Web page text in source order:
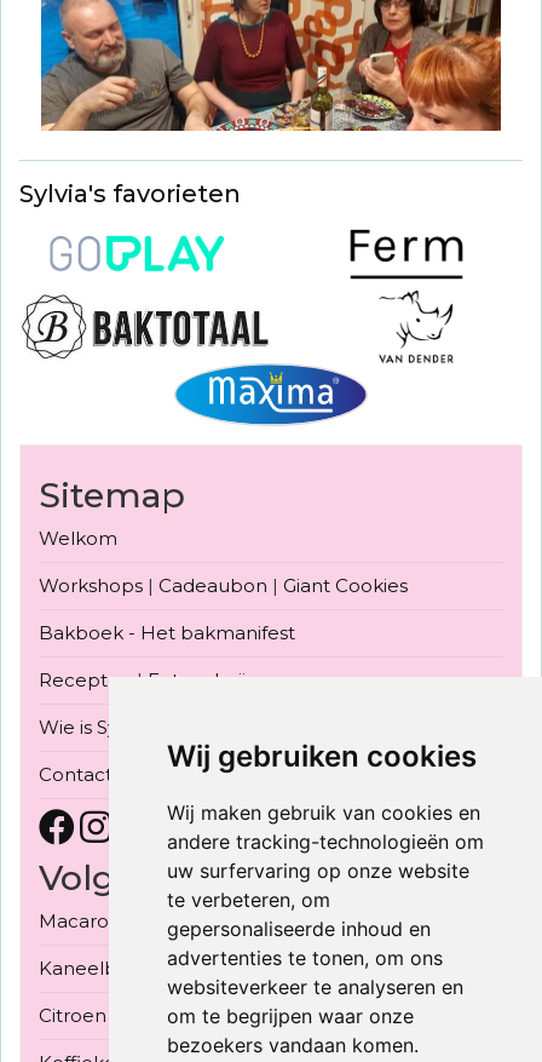
Wij gebruiken cookies
Wij maken gebruik van cookies en
andere tracking-technologieën om
uw surfervaring op onze website
te verbeteren, om
gepersonaliseerde inhoud en
advertenties te tonen, om ons
websiteverkeer te analyseren en
om te begrijpen waar onze
bezoekers vandaan komen.
Sylvia's favorieten
Sitemap
Welkom
Workshops | Cadeaubon | Giant Cookies
Bakboek - Het bakmanifest
Recepten|Fotogalerij
Wie is Sylvia Konior
Contact
Volgende Workshops
Macarons met 3 vullingen - 30/09/2026
Kaneelbroodjes 3 soorten - 03/10/2026
Citroen meringue taart - 08/10/2026